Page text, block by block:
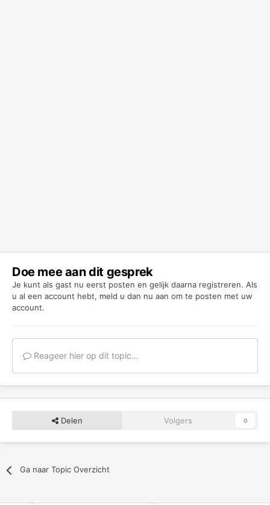
Doe mee aan dit gesprek
Je kunt als gast nu eerst posten en gelijk daarna registreren. Als
u al een account hebt, meld u dan nu aan om te posten met uw
account.
Reageer hier op dit topic...
Delen Volgers 0
Ga naar Topic Overzicht